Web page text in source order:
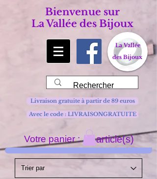
Bienvenue sur
La Vallée des Bijoux
La Vallée
des Bijoux
Avec le code : LIVRAISONGRATUITE
Livraison gratuite à partir de 89 euros
Votre panier : article(s)